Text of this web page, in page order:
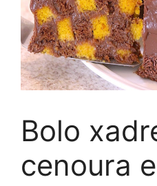
Bolo
cenoura e